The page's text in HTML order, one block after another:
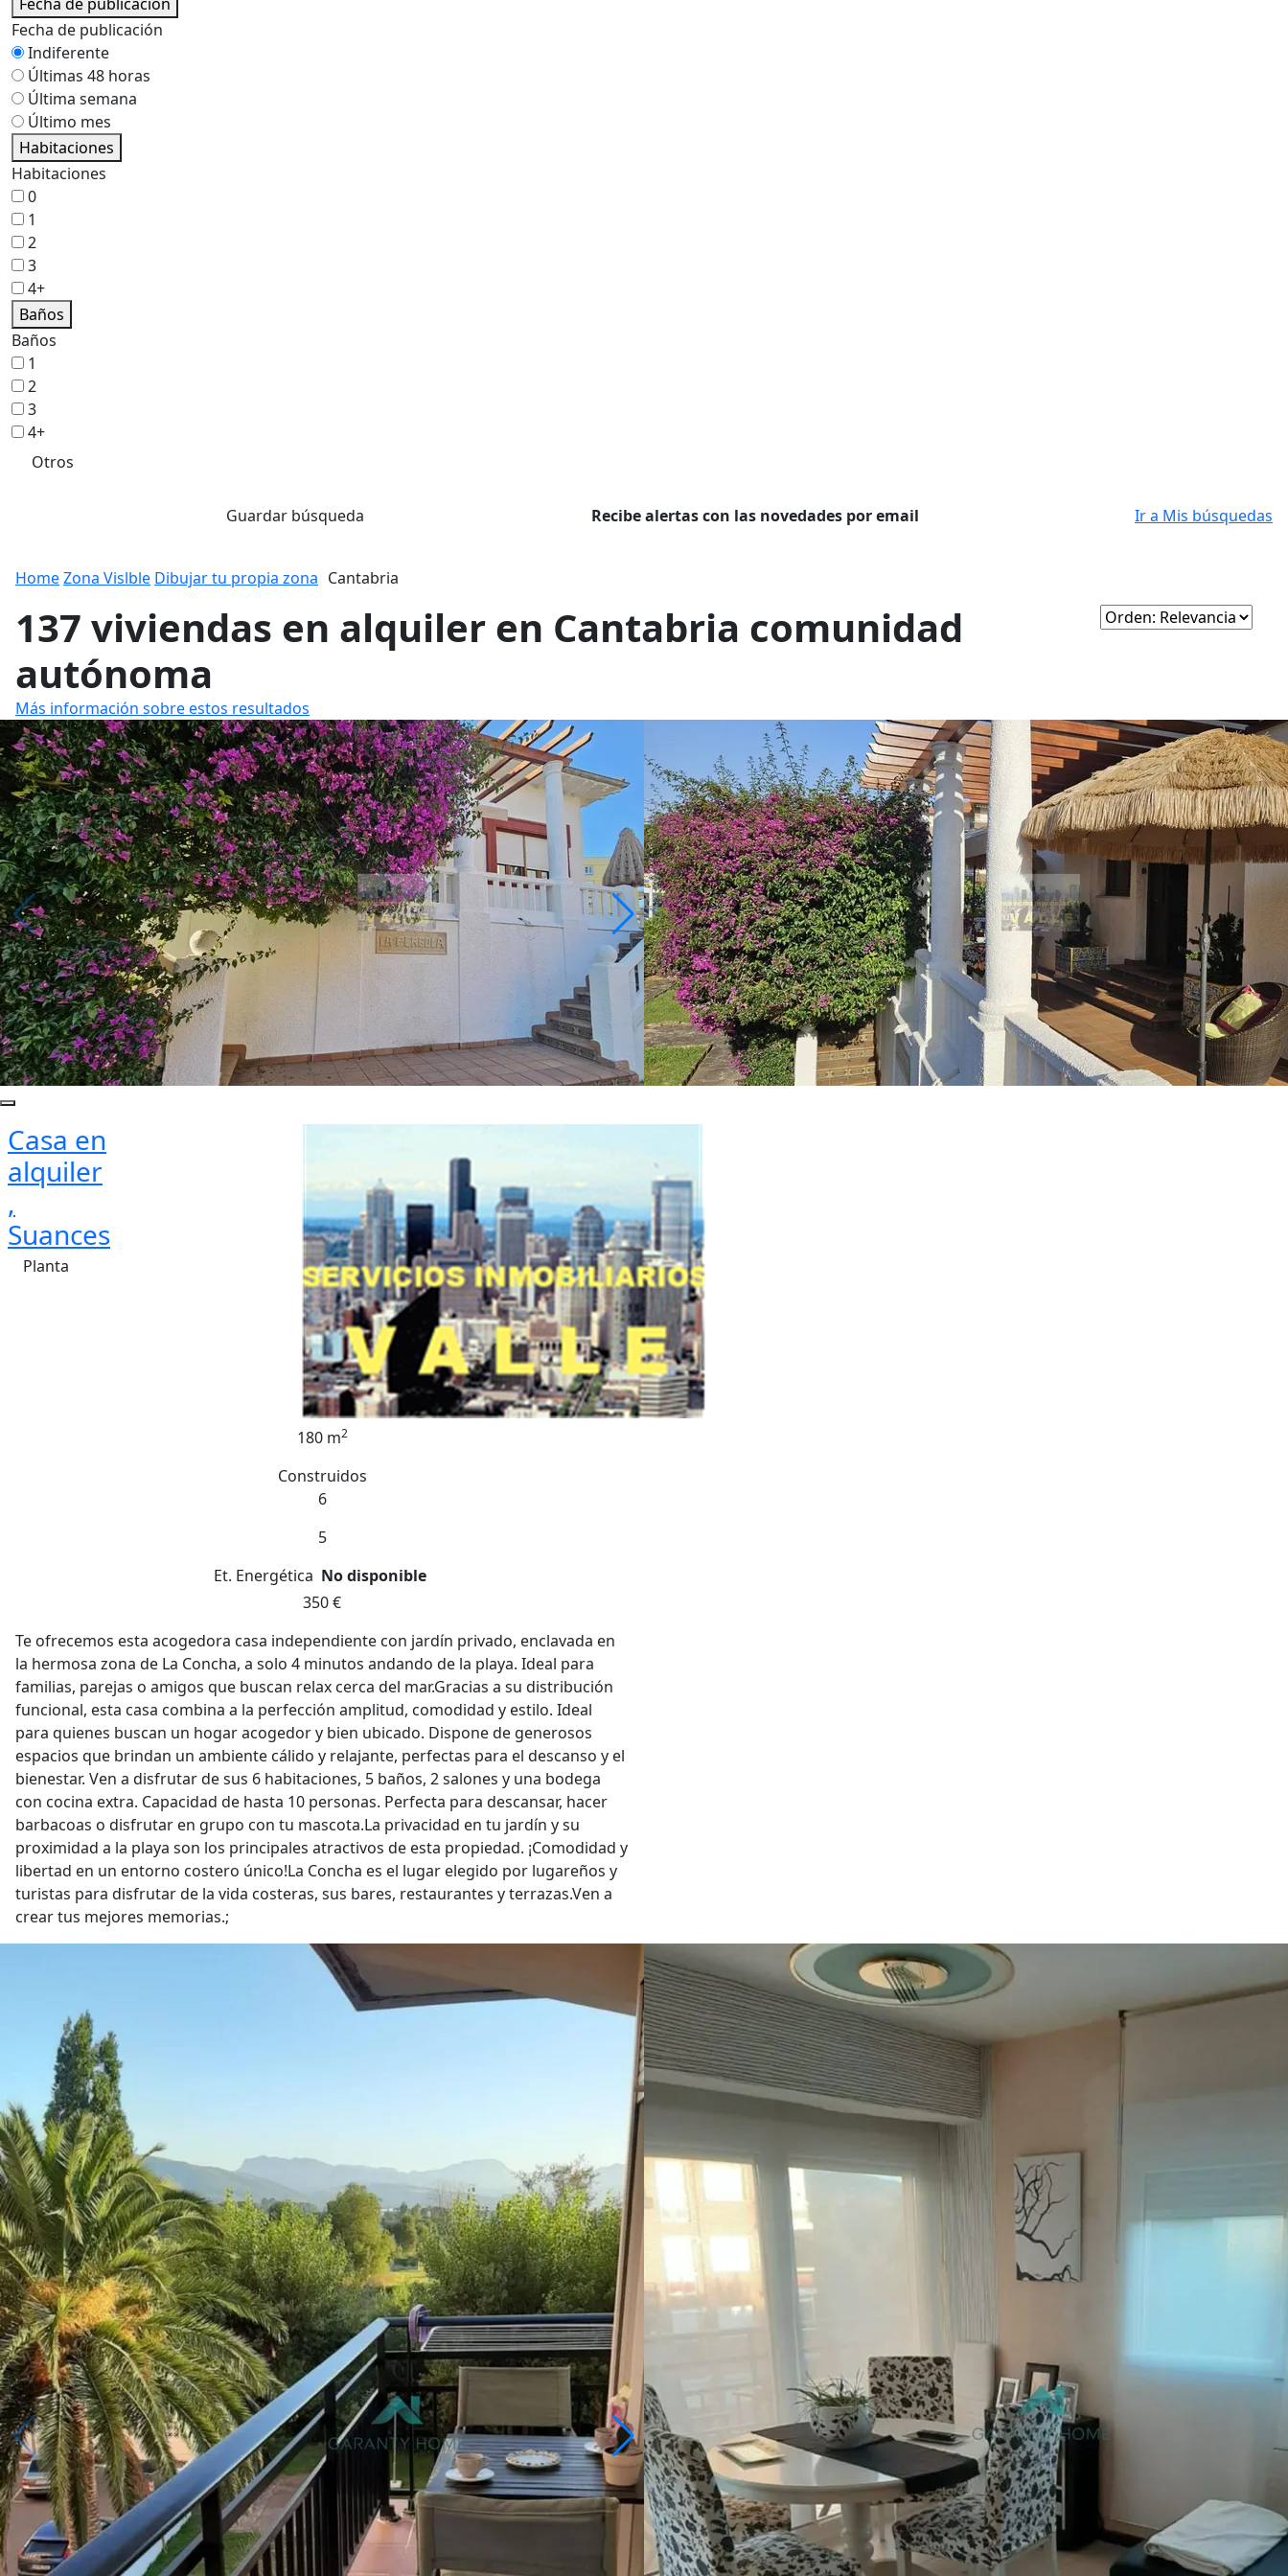
Fecha de publicación
Indiferente
Últimas 48 horas
Última semana
Último mes
Habitaciones
Habitaciones
0
1
2
3
4+
Baños
Baños
1
2
3
4+
Otros
Guardar búsqueda Recibe alertas con las novedades por email Ir a Mis búsquedas
HomeZona Vislble Dibujar tu propia zona Cantabria
137 viviendas en alquiler en Cantabria comunidad
autónoma
Más información sobre estos resultados
Casa en
alquiler
,
Suances
Planta
180 m2
Construidos
6
5
Et. Energética No disponible
350 €
Te ofrecemos esta acogedora casa independiente con jardín privado, enclavada en
la hermosa zona de La Concha, a solo 4 minutos andando de la playa. Ideal para
familias, parejas o amigos que buscan relax cerca del mar.Gracias a su distribución
funcional, esta casa combina a la perfección amplitud, comodidad y estilo. Ideal
para quienes buscan un hogar acogedor y bien ubicado. Dispone de generosos
espacios que brindan un ambiente cálido y relajante, perfectas para el descanso y el
bienestar. Ven a disfrutar de sus 6 habitaciones, 5 baños, 2 salones y una bodega
con cocina extra. Capacidad de hasta 10 personas. Perfecta para descansar, hacer
barbacoas o disfrutar en grupo con tu mascota.La privacidad en tu jardín y su
proximidad a la playa son los principales atractivos de esta propiedad. ¡Comodidad y
libertad en un entorno costero único!La Concha es el lugar elegido por lugareños y
turistas para disfrutar de la vida costeras, sus bares, restaurantes y terrazas.Ven a
crear tus mejores memorias.;